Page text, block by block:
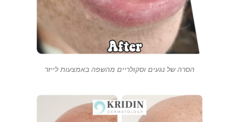
הסרה של נגעים וסקולריים מהשפה באמצעות לייזר